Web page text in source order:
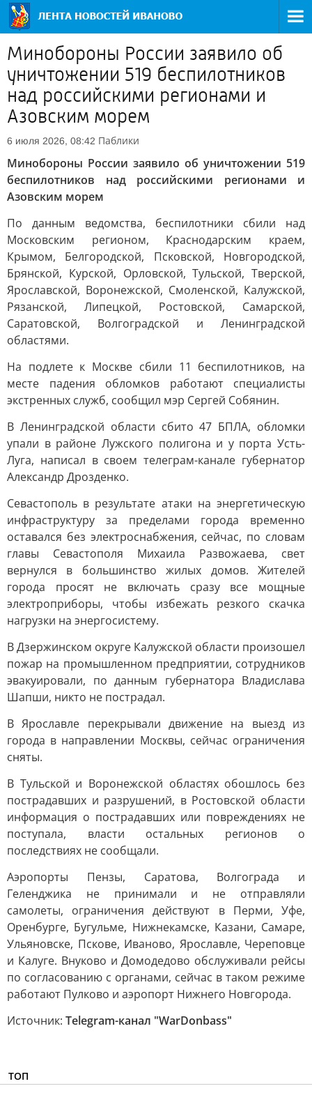
Минобороны России заявило об
уничтожении 519 беспилотников
над российскими регионами и
Азовским морем
6 июля 2026, 08:42 Паблики
Минобороны России заявило об уничтожении 519
беспилотников над российскими регионами и
Азовским морем
По данным ведомства, беспилотники сбили над
Московским регионом, Краснодарским краем,
Крымом, Белгородской, Псковской, Новгородской,
Брянской, Курской, Орловской, Тульской, Тверской,
Ярославской, Воронежской, Смоленской, Калужской,
Рязанской, Липецкой, Ростовской, Самарской,
Саратовской, Волгоградской и Ленинградской
областями.
На подлете к Москве сбили 11 беспилотников, на
месте падения обломков работают специалисты
экстренных служб, сообщил мэр Сергей Собянин.
В Ленинградской области сбито 47 БПЛА, обломки
упали в районе Лужского полигона и у порта Усть-
Луга, написал в своем телеграм-канале губернатор
Александр Дрозденко.
Севастополь в результате атаки на энергетическую
инфраструктуру за пределами города временно
оставался без электроснабжения, сейчас, по словам
главы Севастополя Михаила Развожаева, свет
вернулся в большинство жилых домов. Жителей
города просят не включать сразу все мощные
электроприборы, чтобы избежать резкого скачка
нагрузки на энергосистему.
В Дзержинском округе Калужской области произошел
пожар на промышленном предприятии, сотрудников
эвакуировали, по данным губернатора Владислава
Шапши, никто не пострадал.
В Ярославле перекрывали движение на выезд из
города в направлении Москвы, сейчас ограничения
сняты.
В Тульской и Воронежской областях обошлось без
пострадавших и разрушений, в Ростовской области
информация о пострадавших или повреждениях не
поступала, власти остальных регионов о
последствиях не сообщали.
Аэропорты Пензы, Саратова, Волгограда и
Геленджика не принимали и не отправляли
самолеты, ограничения действуют в Перми, Уфе,
Оренбурге, Бугульме, Нижнекамске, Казани, Самаре,
Ульяновске, Пскове, Иваново, Ярославле, Череповце
и Калуге. Внуково и Домодедово обслуживали рейсы
по согласованию с органами, сейчас в таком режиме
работают Пулково и аэропорт Нижнего Новгорода.
Источник: Telegram-канал "WarDonbass"
ТОП